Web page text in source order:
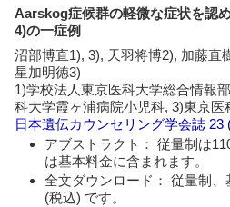
Aarskog症候群の軽微な症状を認
4)の一症例
沼部博直1), 3), 天羽将博2), 加藤直
星加明徳3)
1)学校法人東京医科大学総合情報
科大学霞ヶ浦病院小児科, 3)東京医
日本遺伝カウンセリング学会誌 23
アブストラクト： 従量制は
は基本料金に含まれます。
全文ダウンロード： 従量制
(税込) です。